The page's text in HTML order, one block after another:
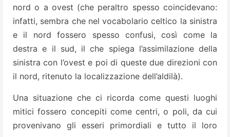
nord o a ovest (che peraltro spesso coincidevano:
infatti, sembra che nel vocabolario celtico la sinistra
e il nord fossero spesso confusi, così come la
destra e il sud, il che spiega l’assimilazione della
sinistra con l’ovest e poi di queste due direzioni con
il nord, ritenuto la localizzazione dell’aldilà).
Una situazione che ci ricorda come questi luoghi
mitici fossero concepiti come centri, o poli, da cui
provenivano gli esseri primordiali e tutto il loro